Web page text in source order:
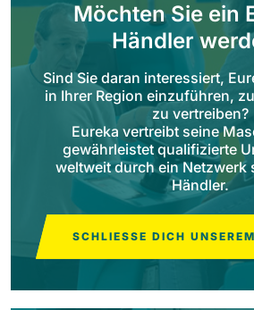
710 mm 3195
E81
810 mm 3645
Aufsitz-Scheuersaugmaschinen
Alle anzeigen
E65
Xtrema
Magnum
1570 mm
Bull 200
2100 mm
Möchten Sie ein
Händler
Sind Sie daran interessiert,
in Ihrer Region einzuführen,
zu vertreiben?
Eureka vertreibt seine
gewährleistet qualifizierte
weltweit durch ein Netzwerk
Händler.
SCHLIESSE DICH